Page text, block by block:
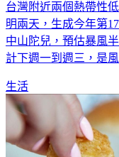
台灣附近兩個熱帶性
明兩天，生成今年第
中山陀兒，預估暴風
計下週一到週三，是
生活